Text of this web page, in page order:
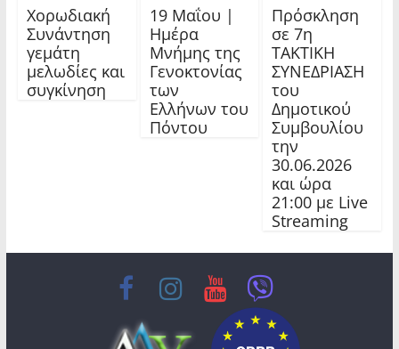
Χορωδιακή
Συνάντηση
γεμάτη
μελωδίες και
συγκίνηση
19 Μαΐου |
Ημέρα
Μνήμης της
Γενοκτονίας
των
Ελλήνων του
Πόντου
Πρόσκληση
σε 7η
ΤΑΚΤΙΚΗ
ΣΥΝΕΔΡΙΑΣΗ
του
Δημοτικού
Συμβουλίου
την
30.06.2026
και ώρα
21:00 με Live
Streaming